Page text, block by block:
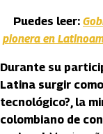
Puedes leer:
pionera en
Durante su
Latina surgir
tecnológico?, la
colombiano de